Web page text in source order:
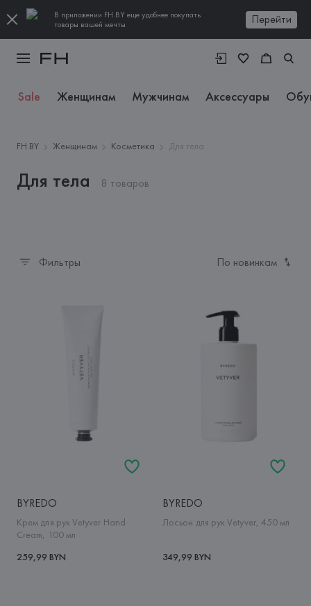
В приложении FH.BY еще удобнее покупать
товары вашей мечты
Перейти
Sale Женщинам Мужчинам Аксессуары
FH.BY Женщинам Косметика Для тела
Для тела 8 товаров
Фильтры По новинкам
BYREDO
Крем для рук Vetyver Hand
Cream, 100 мл
259,99 BYN
BYREDO
Лосьон для рук Vetyver, 450 мл
349,99 BYN